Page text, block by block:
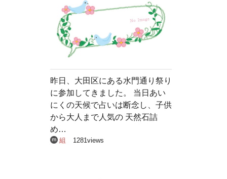
昨日、大田区にある水門通り祭り
に参加してきました。 当日あい
にくの天候で占いは断念し、子供
から大人まで人気の 天然石詰
め…
組 1281views